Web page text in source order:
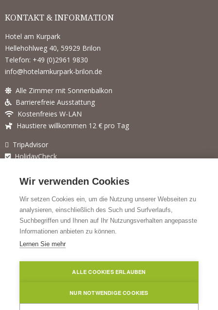
KONTAKT & INFORMATION
Hotel am Kurpark
Hellehohlweg 40, 59929 Brilon
Telefon: +49 (0)2961 9830
info@hotelamkurpark-brilon.de
Alle Zimmer mit Sonnenbalkon
Barrierefreie Ausstattung
Kostenfreies W-LAN
Haustiere willkommen 12 € pro Tag
TripAdvisor
HolidayCheck
Für weitere Angebote besuchen Sie auch unsere Webseite
SOCIAL MEDIA
Facebook
c
e
o
Instagram
s
a
g
YouTube
Y
u
Datenschutz |Cookie Einstellungen
Wir verwenden Cookies
Wir setzen Cookies ein, um die Nutzung unserer Webseiten zu
analysieren, einschließlich des Such und Surfverlaufs,
Suchbegriffen und Ihnen auf Ihr Nutzungsverhalten angepasste
Informationen anbieten zu können.
Lernen Sie mehr
ALLE COOKIES ERLAUBEN
NUR NOTWENDIGE COOKIES